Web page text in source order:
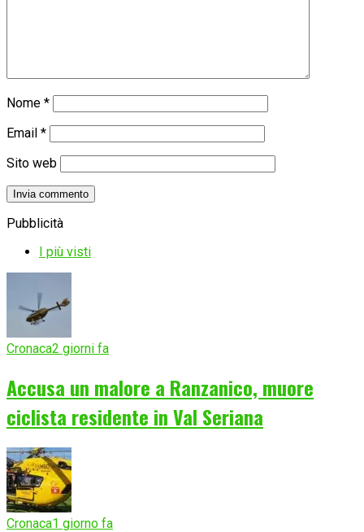
Nome *
Email *
Sito web
Pubblicità
I più visti
Cronaca2 giorni fa
Accusa un malore a Ranzanico, muore
ciclista residente in Val Seriana
Cronaca1 giorno fa